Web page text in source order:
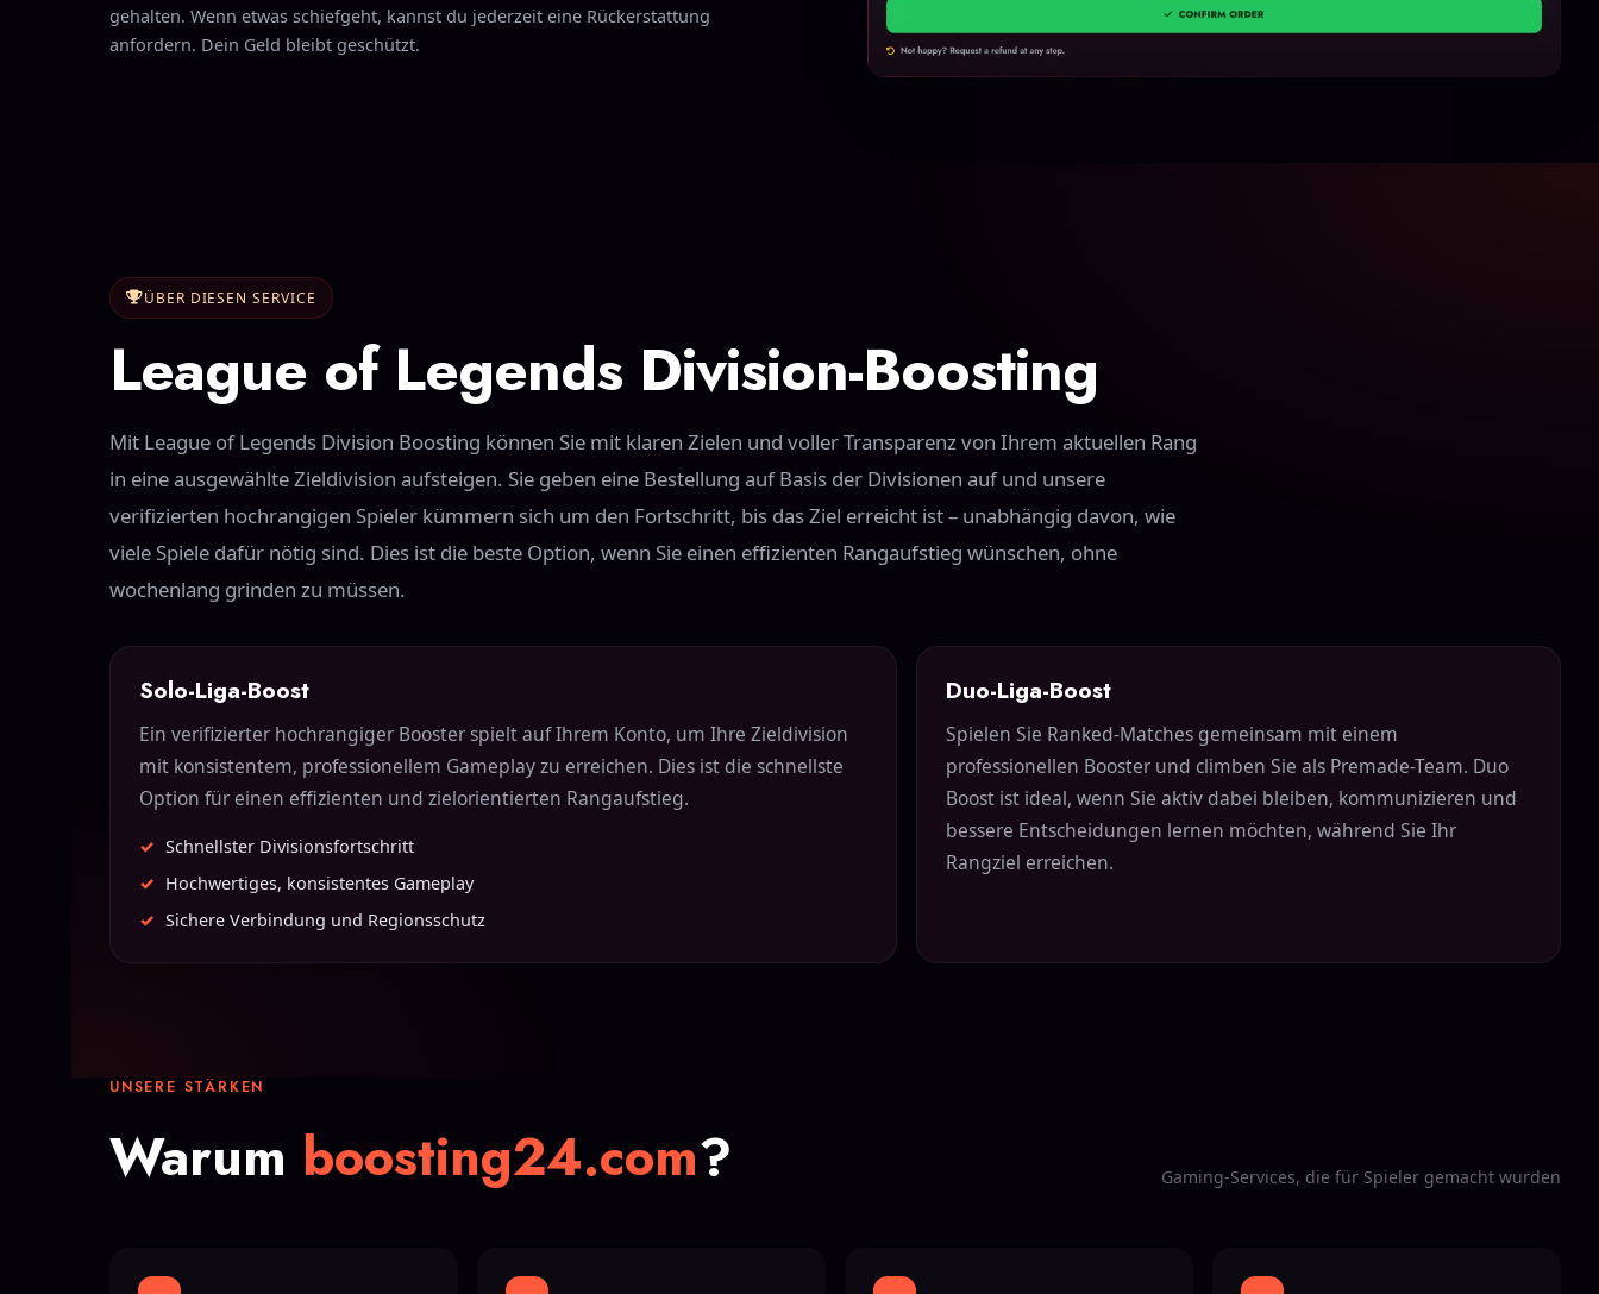
gehalten. Wenn etwas schiefgeht, kannst du jederzeit eine Rückerstattung
anfordern. Dein Geld bleibt geschützt.
ÜBER DIESEN SERVICE
League of Legends Division-Boosting
Mit League of Legends Division Boosting können Sie mit klaren Zielen und voller Transparenz von Ihrem aktuellen Rang
in eine ausgewählte Zieldivision aufsteigen. Sie geben eine Bestellung auf Basis der Divisionen auf und unsere
verifizierten hochrangigen Spieler kümmern sich um den Fortschritt, bis das Ziel erreicht ist – unabhängig davon, wie
viele Spiele dafür nötig sind. Dies ist die beste Option, wenn Sie einen effizienten Rangaufstieg wünschen, ohne
wochenlang grinden zu müssen.
Solo-Liga-Boost
Ein verifizierter hochrangiger Booster spielt auf Ihrem Konto, um Ihre Zieldivision
mit konsistentem, professionellem Gameplay zu erreichen. Dies ist die schnellste
Option für einen effizienten und zielorientierten Rangaufstieg.
Schnellster Divisionsfortschritt
Hochwertiges, konsistentes Gameplay
Sichere Verbindung und Regionsschutz
Duo-Liga-Boost
Spielen Sie Ranked-Matches gemeinsam mit einem
professionellen Booster und climben Sie als Premade-Team. Duo
Boost ist ideal, wenn Sie aktiv dabei bleiben, kommunizieren und
bessere Entscheidungen lernen möchten, während Sie Ihr
Rangziel erreichen.
UNSERE STÄRKEN
Warum boosting24.com? Gaming-Services, die für Spieler gemacht wurden